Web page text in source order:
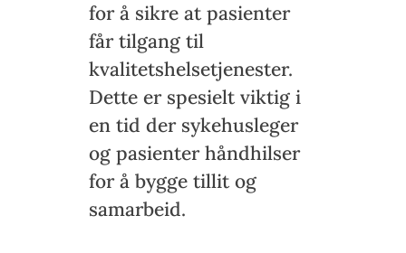
for å sikre at pasienter
får tilgang til
kvalitetshelsetjenester.
Dette er spesielt viktig i
en tid der sykehusleger
og pasienter håndhilser
for å bygge tillit og
samarbeid.